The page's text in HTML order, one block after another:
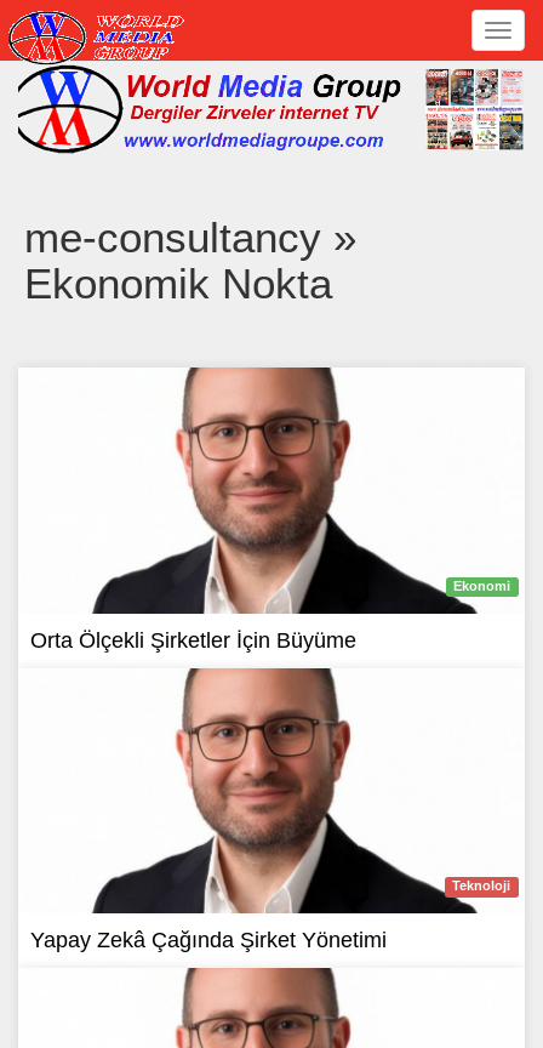
me-consultancy »
Ekonomik Nokta
Ekonomi
Orta Ölçekli Şirketler İçin Büyüme
Teknoloji
Yapay Zekâ Çağında Şirket Yönetimi